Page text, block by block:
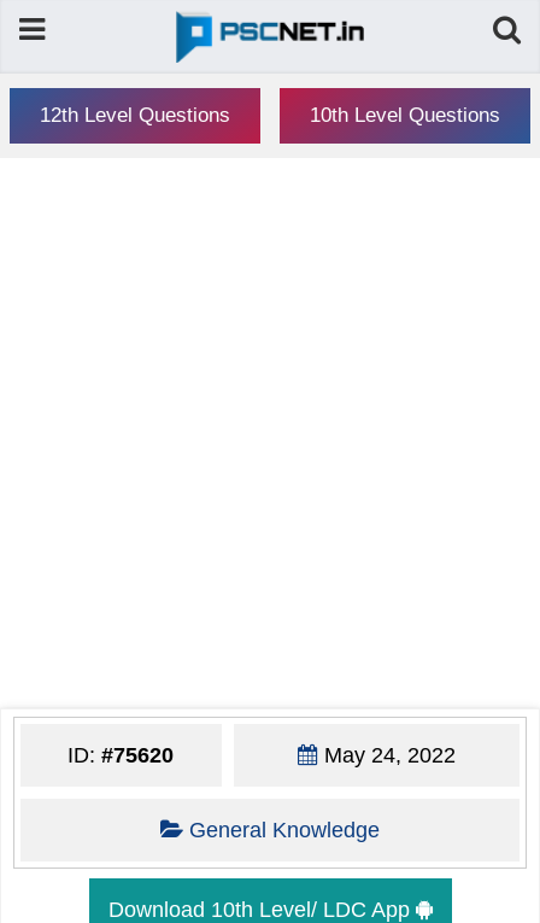
12th Level Questions 10th Level Questions
ID:#75620 May 24, 2022
General Knowledge
Download 10th Level/ LDC App